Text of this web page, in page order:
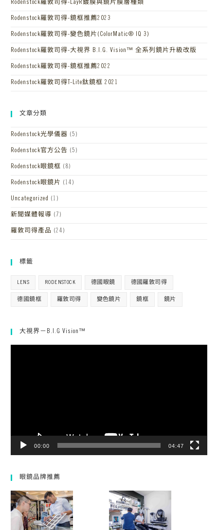
Rodenstock羅敦司得-LayR鍍膜與鏡片膜層種類
Rodenstock羅敦司得-鏡框推薦2023
Rodenstock羅敦司得-變色鏡片(ColorMatic® IQ 3)
Rodenstock羅敦司得-大視界 B.I.G. Vision™ 全系列鏡片升級改版
Rodenstock羅敦司得-鏡框推薦2022
Rodenstock羅敦司得T-Lite鈦鏡框 2021
文章分類
Rodenstock光學儀器 (5)
Rodenstock官方公告 (5)
Rodenstock眼鏡框 (8)
Rodenstock眼鏡片 (14)
Uncategorized (1)
新聞媒體報導 (7)
羅敦司得產品 (24)
標籤
LENS RODENSTOCK 德國眼鏡 德國羅敦司得
德國鏡框 羅敦司得 變色鏡片 鏡框 鏡片
大視界－B.I.G Vision™
00:00 04:47
眼鏡品牌推薦